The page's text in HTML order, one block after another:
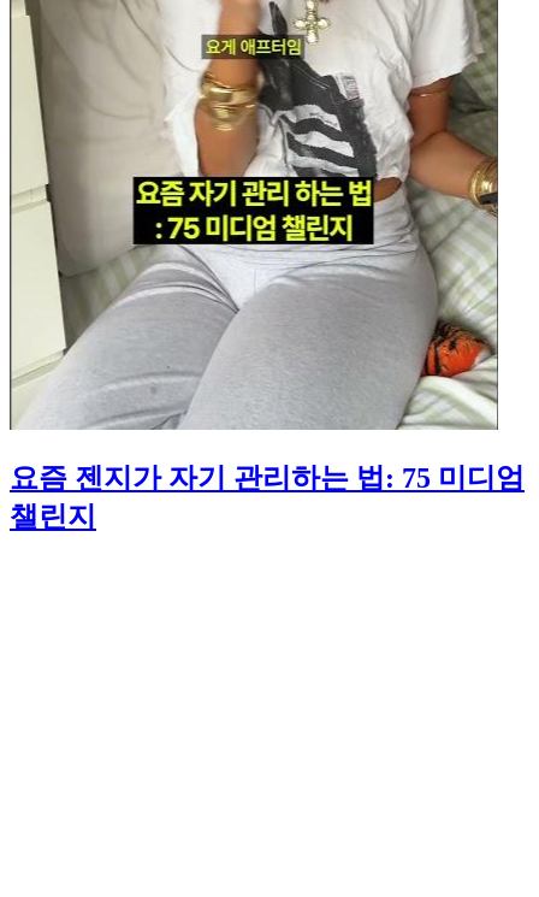
요즘 젠지가 자기 관리하는 법: 75 미디엄
챌린지